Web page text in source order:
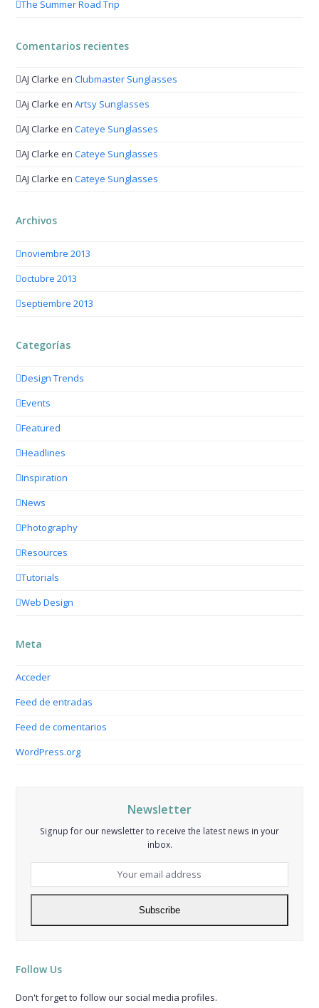
The Summer Road Trip
Comentarios recientes
AJ Clarke enClubmaster Sunglasses
Aj Clarke enArtsy Sunglasses
AJ Clarke enCateye Sunglasses
AJ Clarke enCateye Sunglasses
AJ Clarke enCateye Sunglasses
Archivos
noviembre 2013
octubre 2013
septiembre 2013
Categorías
Design Trends
Events
Featured
Headlines
Inspiration
News
Photography
Resources
Tutorials
Web Design
Meta
Acceder
Feed de entradas
Feed de comentarios
WordPress.org
Newsletter
Signup for our newsletter to receive the latest news in your
inbox.
email
address
Subscribe
Follow Us
Don't forget to follow our social media profiles.